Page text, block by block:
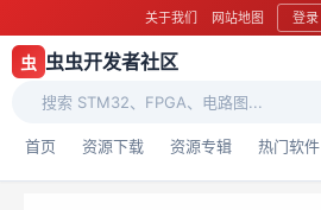
关于我们 网站地图 登录
虫 虫虫开发者社区
首页 资源下载 资源专辑 热门软件